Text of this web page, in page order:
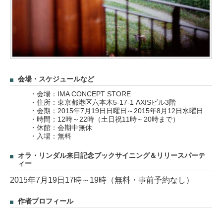
会場・スケジュールなど
・会場：IMA CONCEPT STORE
・住所：東京都港区六本木5-17-1 AXISビル3階
・会期：2015年7月19日日曜日～2015年8月12日水曜日
・時間：12時～22時（土日祝11時～20時まで）
・休館：会期中無休
・入場：無料
オラ・リンダル来日記念ブックサイニング＆リリースパーテ
ィー
2015年7月19日17時～19時（無料・事前予約なし）
作者プロフィール